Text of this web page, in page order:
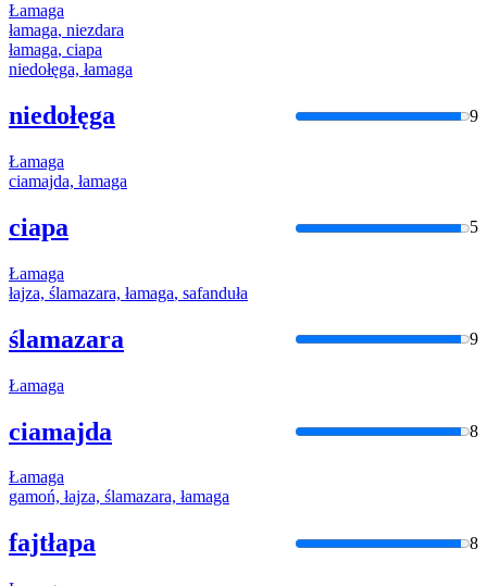
Łamaga
łamaga, niezdara
łamaga, ciapa
niedołęga, łamaga
niedołęga 9
Łamaga
ciamajda, łamaga
ciapa 5
Łamaga
łajza, ślamazara, łamaga, safanduła
ślamazara 9
Łamaga
ciamajda 8
Łamaga
gamoń, łajza, ślamazara, łamaga
fajtłapa 8